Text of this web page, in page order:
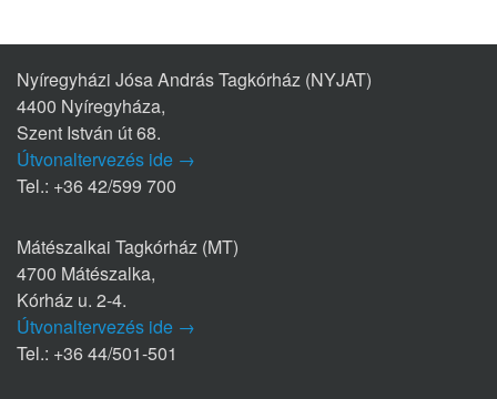
Nyíregyházi Jósa András Tagkórház (NYJAT)
4400 Nyíregyháza,
Szent István út 68.
Útvonaltervezés ide →
Tel.: +36 42/599 700
Mátészalkai Tagkórház (MT)
4700 Mátészalka,
Kórház u. 2-4.
Útvonaltervezés ide →
Tel.: +36 44/501-501